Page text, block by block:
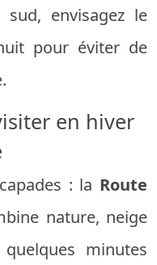
envisagez le
pour éviter de
en hiver
: la Route
nature, neige
minutes